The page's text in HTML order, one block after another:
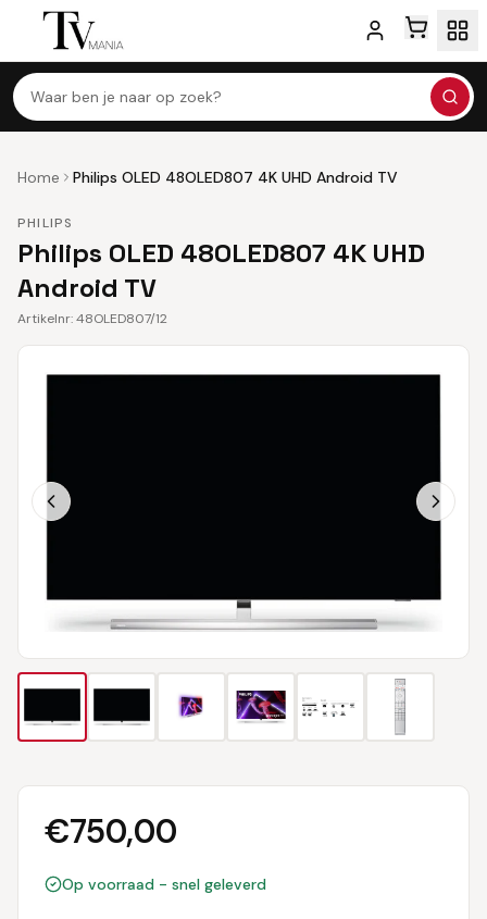
Waar ben je naar op zoek?
Home Philips OLED 48OLED807 4K UHD Android TV
PHILIPS
Philips OLED 48OLED807 4K UHD
Android TV
Artikelnr:48OLED807/12
€750,00
Op voorraad - snel geleverd